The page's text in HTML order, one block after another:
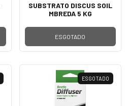
SUBSTRATO DISCUS SOIL
MBREDA 5 KG
ESGOTADO
ESGOTADO